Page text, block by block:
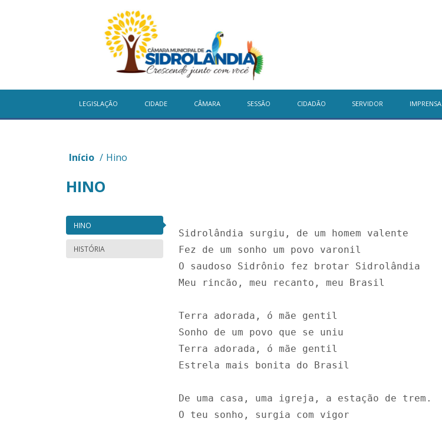
LEGISLAÇÃO CIDADE CÂMARA SESSÃO CIDADÃO SERVIDOR IMPRENSA
Início / Hino
HINO
HINO
HISTÓRIA
Sidrolândia surgiu, de um homem valente
Fez de um sonho um povo varonil
O saudoso Sidrônio fez brotar Sidrolândia
Meu rincão, meu recanto, meu Brasil
Terra adorada, ó mãe gentil
Sonho de um povo que se uniu
Terra adorada, ó mãe gentil
Estrela mais bonita do Brasil
De uma casa, uma igreja, a estação de trem.
O teu sonho, surgia com vigor